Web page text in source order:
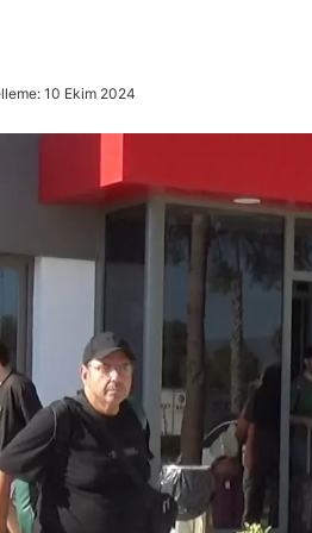
10 Ekim 2024